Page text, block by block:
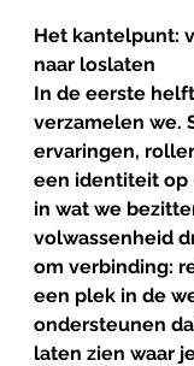
Het kantelpunt:
naar loslaten
In de eerste
verzamelen we.
ervaringen,
een identiteit op
in wat we
volwassenheid
om verbinding:
een plek in de
ondersteunen
laten zien waar